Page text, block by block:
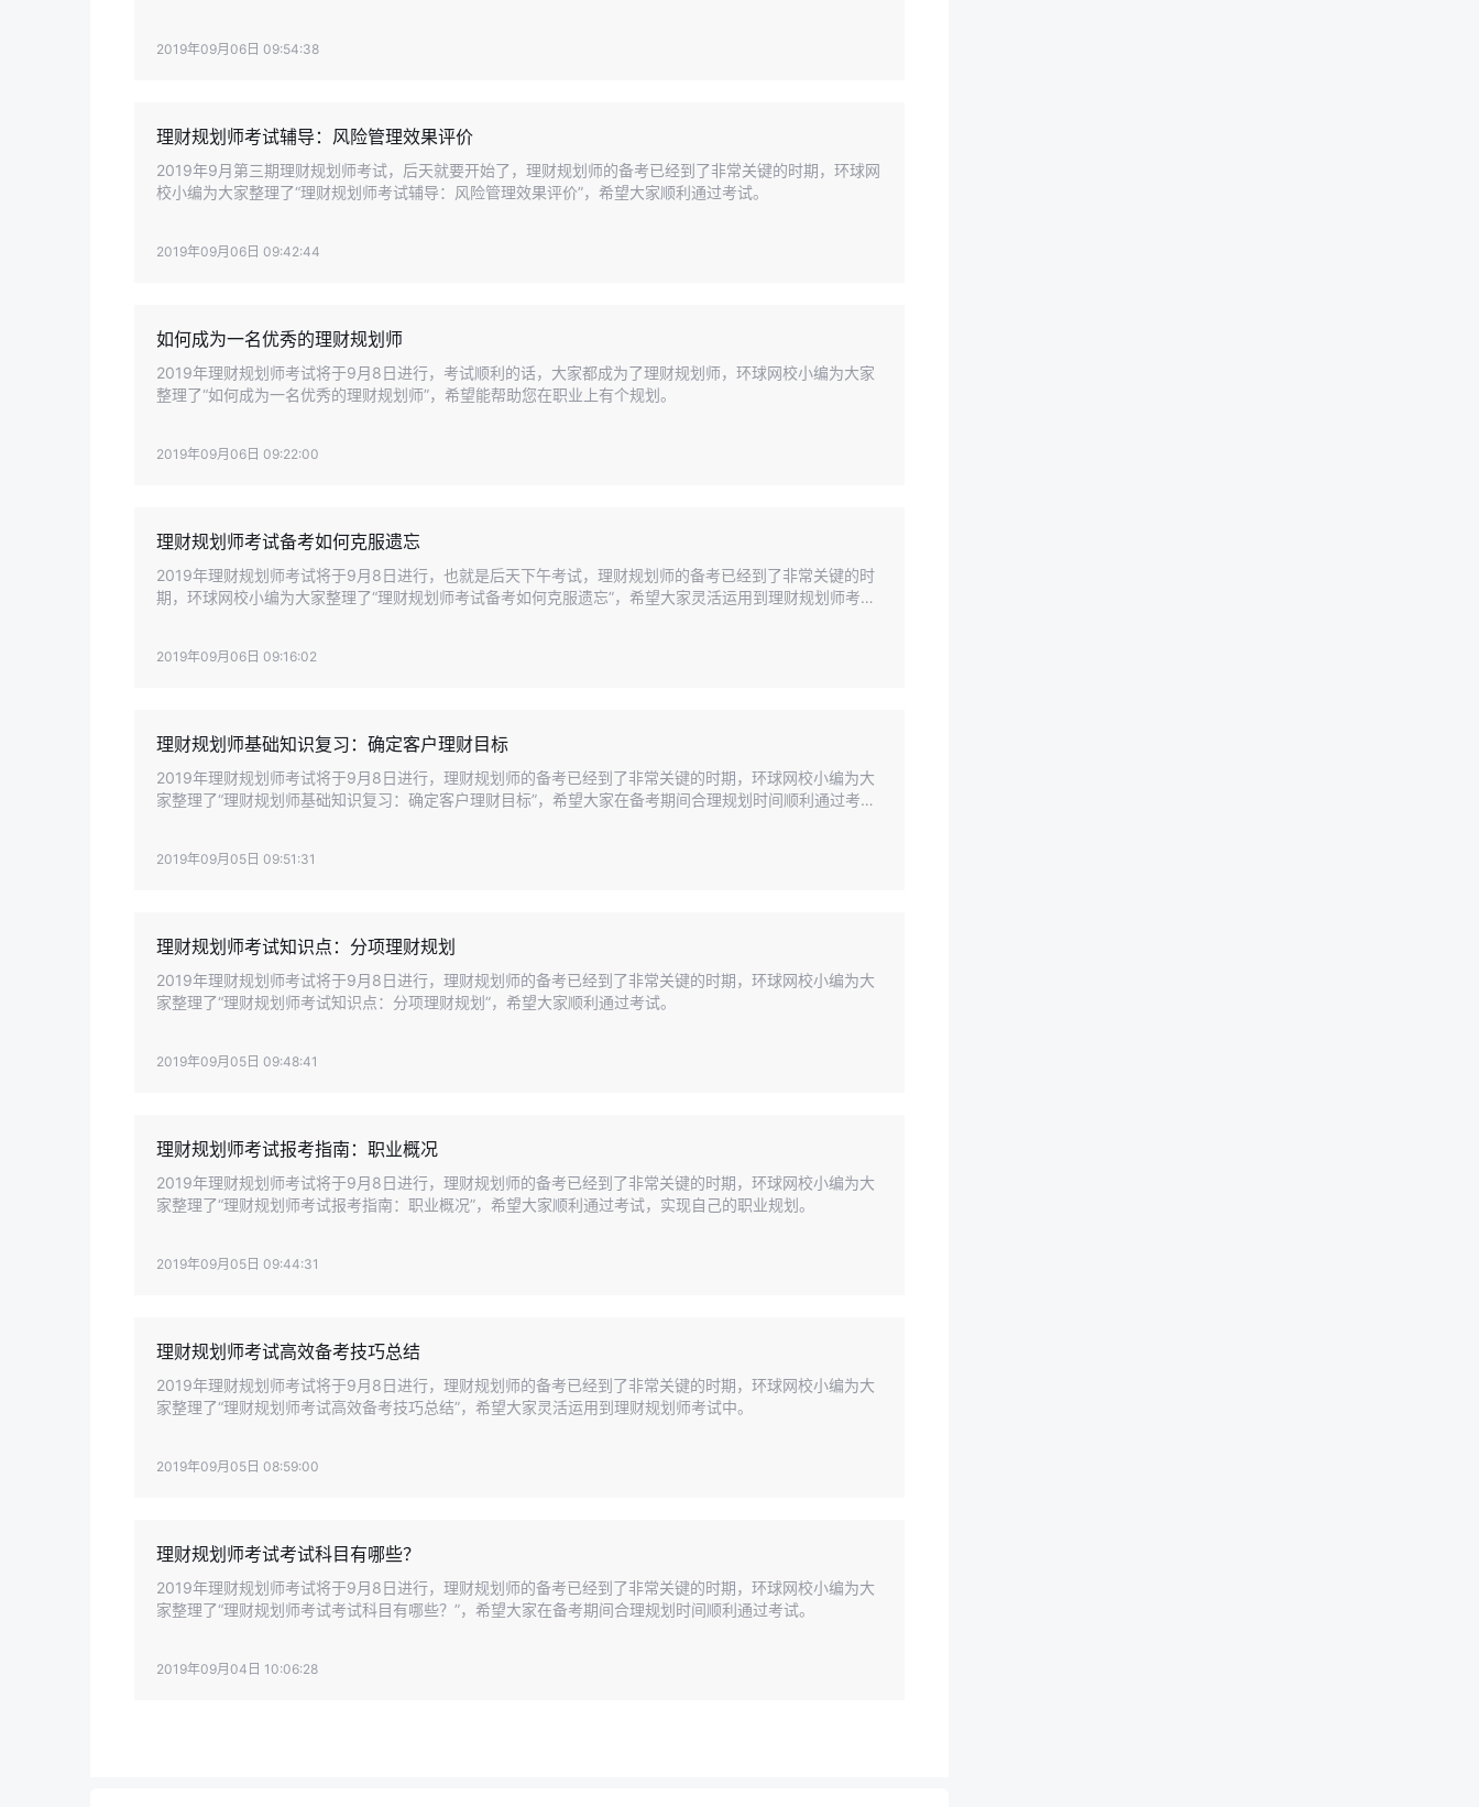
2019年09月06日 09:54:38
理财规划师考试辅导：风险管理效果评价
2019年9月第三期理财规划师考试，后天就要开始了，理财规划师的备考已经到了非常关键的时期，环球网
校小编为大家整理了“理财规划师考试辅导：风险管理效果评价”，希望大家顺利通过考试。
2019年09月06日 09:42:44
如何成为一名优秀的理财规划师
2019年理财规划师考试将于9月8日进行，考试顺利的话，大家都成为了理财规划师，环球网校小编为大家
整理了“如何成为一名优秀的理财规划师”，希望能帮助您在职业上有个规划。
2019年09月06日 09:22:00
理财规划师考试备考如何克服遗忘
2019年理财规划师考试将于9月8日进行，也就是后天下午考试，理财规划师的备考已经到了非常关键的时
期，环球网校小编为大家整理了“理财规划师考试备考如何克服遗忘”，希望大家灵活运用到理财规划师考试
2019年09月06日 09:16:02
理财规划师基础知识复习：确定客户理财目标
2019年理财规划师考试将于9月8日进行，理财规划师的备考已经到了非常关键的时期，环球网校小编为大
家整理了“理财规划师基础知识复习：确定客户理财目标”，希望大家在备考期间合理规划时间顺利通过考
2019年09月05日 09:51:31
理财规划师考试知识点：分项理财规划
2019年理财规划师考试将于9月8日进行，理财规划师的备考已经到了非常关键的时期，环球网校小编为大
家整理了“理财规划师考试知识点：分项理财规划”，希望大家顺利通过考试。
2019年09月05日 09:48:41
理财规划师考试报考指南：职业概况
2019年理财规划师考试将于9月8日进行，理财规划师的备考已经到了非常关键的时期，环球网校小编为大
家整理了“理财规划师考试报考指南：职业概况”，希望大家顺利通过考试，实现自己的职业规划。
2019年09月05日 09:44:31
理财规划师考试高效备考技巧总结
2019年理财规划师考试将于9月8日进行，理财规划师的备考已经到了非常关键的时期，环球网校小编为大
家整理了“理财规划师考试高效备考技巧总结”，希望大家灵活运用到理财规划师考试中。
2019年09月05日 08:59:00
理财规划师考试考试科目有哪些？
2019年理财规划师考试将于9月8日进行，理财规划师的备考已经到了非常关键的时期，环球网校小编为大
家整理了“理财规划师考试考试科目有哪些？”，希望大家在备考期间合理规划时间顺利通过考试。
2019年09月04日 10:06:28